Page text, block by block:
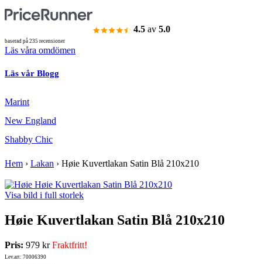
4.5 av 5.0
baserad på 235 recensioner
Läs våra omdömen
Läs vår Blogg
Marint
New England
Shabby Chic
Hem › Lakan › Høie Kuvertlakan Satin Blå 210x210
Visa bild i full storlek
Høie Kuvertlakan Satin Blå 210x210
Pris: 979 krFraktfritt!
Lev.art: 70006390